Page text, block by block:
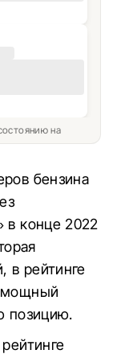
на
бензина
в конце 2022
в рейтинге
мощный
позицию.